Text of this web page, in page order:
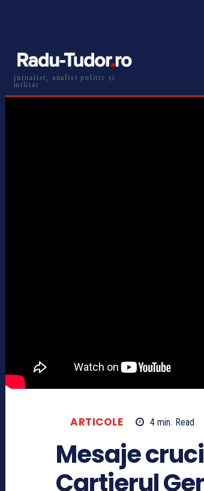
jurnalist, analist politic și
militar
ARTICOLE 4 min. Read
Mesaje
Cartierul